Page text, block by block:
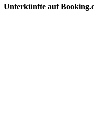
Unterkünfte auf